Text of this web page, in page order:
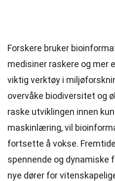
Forskere bruker
medisiner raskere og mer
viktig verktøy i
overvåke biodiversitet og
raske utviklingen innen
maskinlæring, vil
fortsette å vokse.
spennende og dynamiske
nye dører for